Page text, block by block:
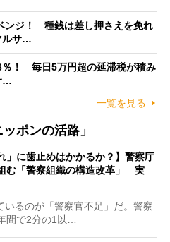
ンジ！ 種銭は差し押さえを免れ
ルサ…
％！ 毎日5万円超の延滞税が積み
…
一覧を見る
ポンの活路」
」に歯止めはかかるか？】警察庁
む「警察組織の構造改革」 実
るのが「警察官不足」だ。警察
間で2分の1以…